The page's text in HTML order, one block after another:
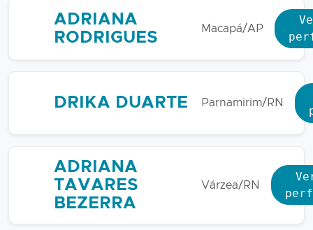
ADRIANA
RODRIGUES
Macapá/AP
DRIKA DUARTE Parnamirim/RN
ADRIANA
TAVARES
BEZERRA
Várzea/RN